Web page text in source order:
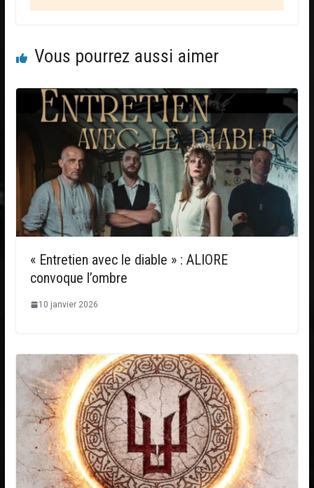
Vous pourrez aussi aimer
« Entretien avec le diable » : ALIORE
convoque l’ombre
10 janvier 2026